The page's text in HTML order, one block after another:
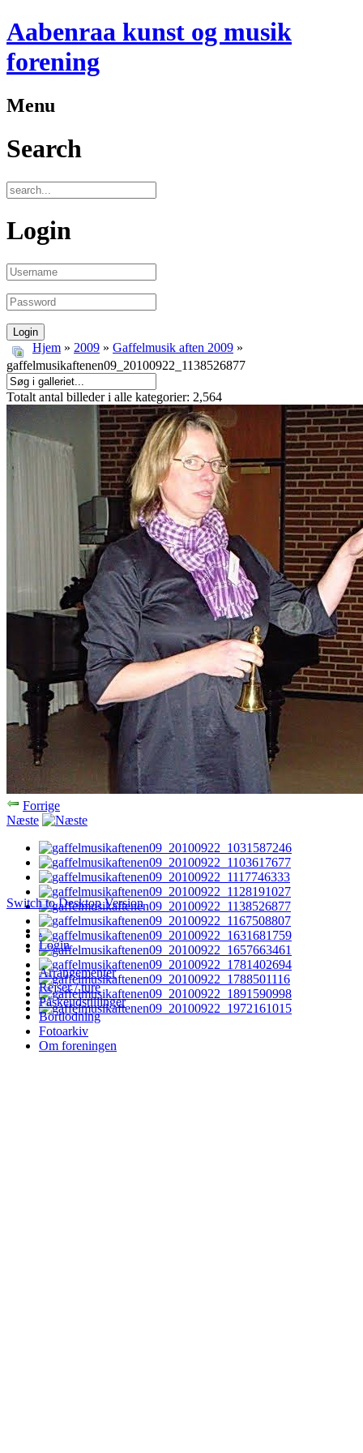
Aabenraa kunst og musik
forening
Menu
Search
Login
Hjem » 2009 » Gaffelmusik aften 2009 »
gaffelmusikaftenen09_20100922_1138526877
Totalt antal billeder i alle kategorier: 2,564
Forrige
Næste
Switch to Desktop Version
.
Login
Arrangementer
Rejser / ture
Påskeudstillinger
Bortlodning
Fotoarkiv
Om foreningen